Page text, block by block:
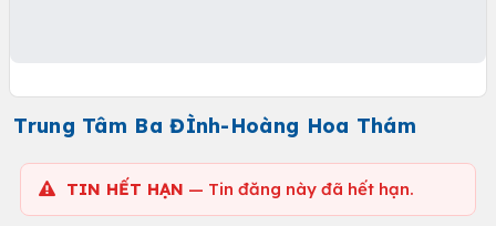
Trung Tâm Ba ĐÌnh-Hoàng Hoa Thám
TIN HẾT HẠN — Tin đăng này đã hết hạn.